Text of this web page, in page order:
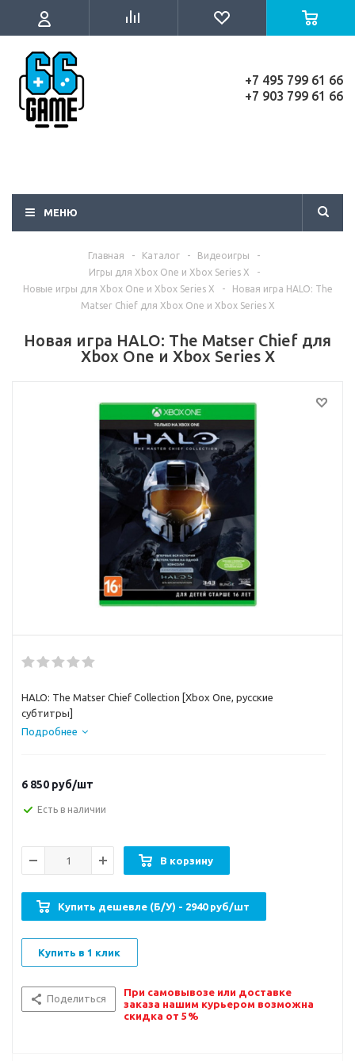
+7 495 799 61 66
+7 903 799 61 66
МЕНЮ
Главная - Каталог - Видеоигры
-
Игры для Xbox One и Xbox Series X
-
Новые игры для Xbox One и Xbox Series X
-
Новая игра HALO: The
Matser Chief для Xbox One и Xbox Series X
Новая игра HALO: The Matser Chief для
Xbox One и Xbox Series X
HALO: The Matser Chief Collection [Xbox One, русские
субтитры]
Подробнее
6 850 руб/шт
Есть в наличии
В корзину
Купить дешевле (Б/У) - 2940 руб/шт
Купить в 1 клик
Поделиться
При самовывозе или доставке
заказа нашим курьером возможна
скидка от 5%